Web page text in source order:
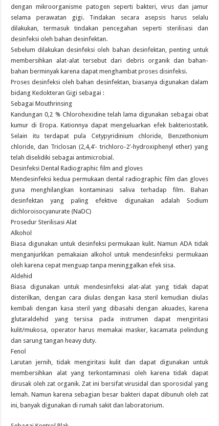
dengan mikroorganisme patogen seperti bakteri, virus dan jamur
selama perawatan gigi. Tindakan secara asepsis harus selalu
dilakukan, termasuk tindakan pencegahan seperti sterilisasi dan
desinfeksi oleh bahan desinfektan.
Sebelum dilakukan desinfeksi oleh bahan desinfektan, penting untuk
membersihkan alat-alat tersebut dari debris organik dan bahan-
bahan berminyak karena dapat menghambat proses disinfeksi.
Proses desinfeksi oleh bahan desinfektan, biasanya digunakan dalam
bidang Kedokteran Gigi sebagai :
Sebagai Mouthrinsing
Kandungan 0,2 % Chlorohexidine telah lama digunakan sebagai obat
kumur di Eropa. Kationnya dapat mengeluarkan efek bakteriostatik.
Selain itu terdapat pula Cetypyridinium chloride, Benzethonium
chloride, dan Triclosan (2,4,4’- trichloro-2’-hydroxiphenyl ether) yang
telah diselidiki sebagai antimicrobial.
Desinfeksi Dental Radiographic film and gloves
Mendesinfeksi kedua permukaan dental radiographic film dan gloves
guna menghilangkan kontaminasi saliva terhadap film. Bahan
desinfektan yang paling efektive digunakan adalah Sodium
dichloroisocyanurate (NaDC)
Prosedur Sterilisasi Alat
Alkohol
Biasa digunakan untuk desinfeksi permukaan kulit. Namun ADA tidak
menganjurkkan pemakaian alkohol untuk mendesinfeksi permukaan
oleh karena cepat menguap tanpa meninggalkan efek sisa.
Aldehid
Biasa digunakan untuk mendesinfeksi alat-alat yang tidak dapat
disterilkan, dengan cara diulas dengan kasa steril kemudian diulas
kembali dengan kasa steril yang dibasahi dengan akuades, karena
glutaraldehid yang tersisa pada instrumen dapat mengiritasi
kulit/mukosa, operator harus memakai masker, kacamata pelindung
dan sarung tangan heavy duty.
Fenol
Larutan jernih, tidak mengiritasi kulit dan dapat digunakan untuk
membersihkan alat yang terkontaminasi oleh karena tidak dapat
dirusak oleh zat organik. Zat ini bersifat virusidal dan sporosidal yang
lemah. Namun karena sebagian besar bakteri dapat dibunuh oleh zat
ini, banyak digunakan di rumah sakit dan laboratorium.